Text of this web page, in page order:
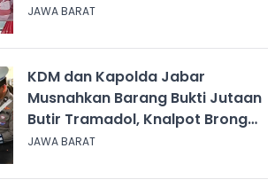
JAWA BARAT
KDM dan Kapolda Jabar
Musnahkan Barang Bukti Jutaan
Butir Tramadol, Knalpot Brong
hingga Miras
JAWA BARAT